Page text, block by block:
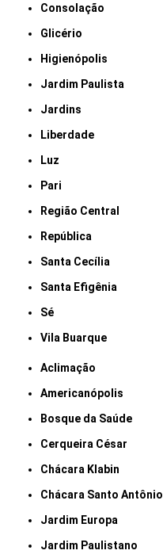
Consolação
Glicério
Higienópolis
Jardim Paulista
Jardins
Liberdade
Luz
Pari
Região Central
República
Santa Cecília
Santa Efigênia
Sé
Vila Buarque
Aclimação
Americanópolis
Bosque da Saúde
Cerqueira César
Chácara Klabin
Chácara Santo Antônio
Jardim Europa
Jardim Paulistano